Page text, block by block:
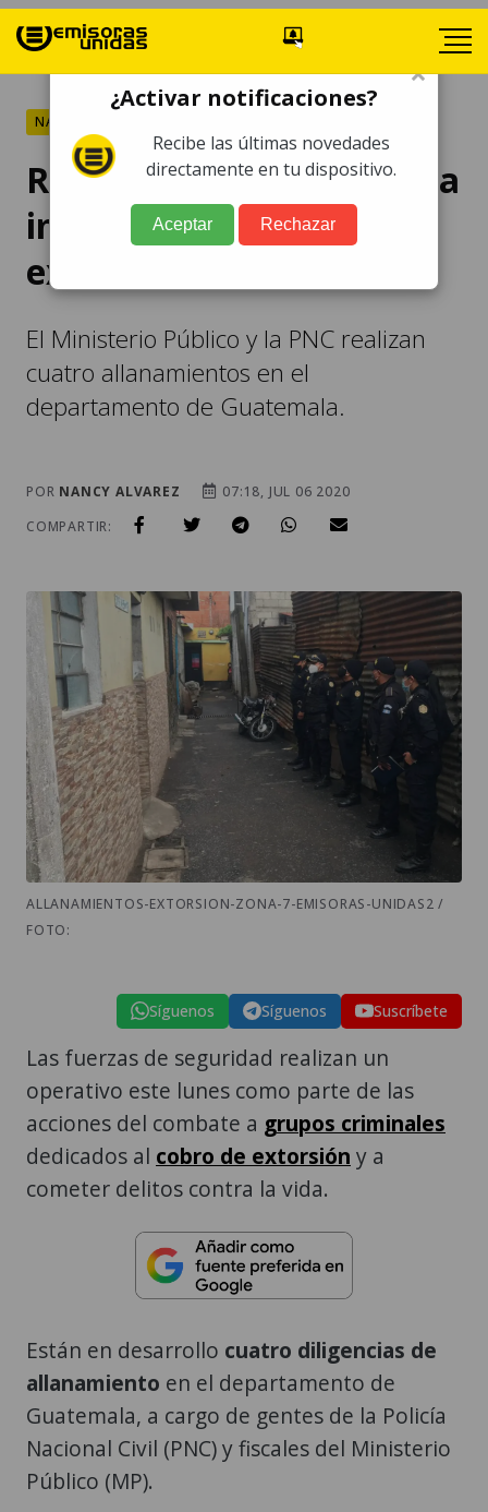
NACIONALES
Realizan operativo contra
implicados en casos de
extorsión
El Ministerio Público y la PNC realizan
cuatro allanamientos en el
departamento de Guatemala.
POR NANCY ALVAREZ
07:18, JUL 06 2020
COMPARTIR:
ALLANAMIENTOS-EXTORSION-ZONA-7-EMISORAS-UNIDAS2 /
FOTO:
Síguenos Síguenos Suscríbete
Las fuerzas de seguridad realizan un
operativo este lunes como parte de las
acciones del combate a grupos criminales
dedicados al cobro de extorsión y a
cometer delitos contra la vida.
Están en desarrollo cuatro diligencias de
allanamiento en el departamento de
Guatemala, a cargo de gentes de la Policía
Nacional Civil (PNC) y fiscales del Ministerio
Público (MP).
×
¿Activar notificaciones?
Recibe las últimas novedades
directamente en tu dispositivo.
Aceptar Rechazar